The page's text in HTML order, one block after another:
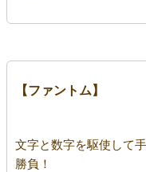
【ファントム】
文字と数字を駆使して
勝負！